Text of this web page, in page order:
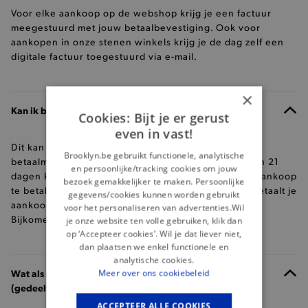
Voor elke aankoop op de webshop krijg je een factuur
meegestuurd met jouw betaalbevestiging. Ook voor
aankopen in onze stenen winkels krijg je de dag zelf een
digitale factuur toegestuurd via e-mail.
Kan ik betalen na ontvangst?
Dit kan met Klarna. Klarna is een alternatieve
betaalmethode waarmee je nu kunt kopen en binnen 21
dagen kunt betalen. Om Klarna te gebruiken om je aankoop
te betalen, kies je Klarna tijdens het afrekenen. Je betaalt je
aankoop binnen de 21 dagen, zonder extra kosten.
Bijkomende vragen?Hier vind je alle antwoorden
Wat als mijn betaling wordt geannuleerd, maar al
(gedeeltelijk) betaald heb met mijn ecocheques?
×
Cookies: Bijt je er gerust
even in vast!
Brooklyn.be gebruikt functionele, analytische
en persoonlijke/tracking cookies om jouw
bezoek gemakkelijker te maken. Persoonlijke
gegevens/cookies kunnen worden gebruikt
voor het personaliseren van advertenties.Wil
je onze website ten volle gebruiken, klik dan
op ‘Accepteer cookies’. Wil je dat liever niet,
dan plaatsen we enkel functionele en
analytische cookies.
Meer over ons cookiebeleid
ACCEPTEER ALLE COOKIES